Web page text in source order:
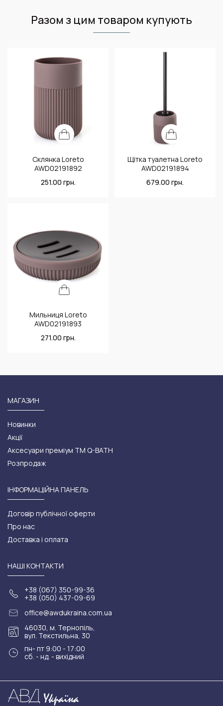
Разом з цим товаром купують
Склянка Loreto
AWD02191892
251.00 грн.
Щітка туалетна Loreto
AWD02191894
679.00 грн.
Мильниця Loreto
AWD02191893
271.00 грн.
МАГАЗИН
Новинки
Акції
Аксесуари преміум ТМ Q-BATH
Розпродаж
ІНФОРМАЦІЙНА ПАНЕЛЬ
Договір публічної оферти
Про нас
Доставка і оплата
НАШІ КОНТАКТИ
+38 (067) 350-99-36
+38 (050) 437-09-69
office@awdukraina.com.ua
46030, м. Тернопіль,
вул. Текстильна, 30
пн- пт 9:00 - 17:00
сб. - нд. - вихідний